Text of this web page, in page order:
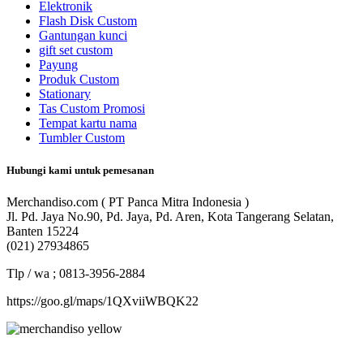
Elektronik
Flash Disk Custom
Gantungan kunci
gift set custom
Payung
Produk Custom
Stationary
Tas Custom Promosi
Tempat kartu nama
Tumbler Custom
Hubungi kami untuk pemesanan
Merchandiso.com ( PT Panca Mitra Indonesia )
Jl. Pd. Jaya No.90, Pd. Jaya, Pd. Aren, Kota Tangerang Selatan,
Banten 15224
(021) 27934865
Tlp / wa ; 0813-3956-2884
https://goo.gl/maps/1QXviiWBQK22